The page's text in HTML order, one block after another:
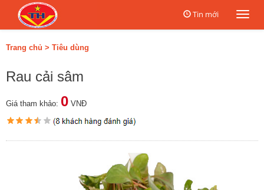
Tin mới
Trang chủ > Tiêu dùng
Rau cải sâm
Giá tham khảo: 0 VNĐ